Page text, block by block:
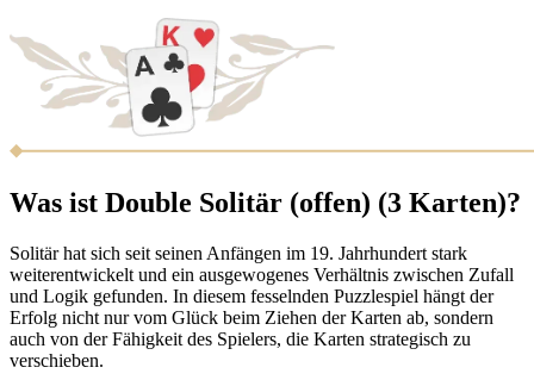
Was ist Double Solitär (offen) (3 Karten)?
Solitär hat sich seit seinen Anfängen im 19. Jahrhundert stark
weiterentwickelt und ein ausgewogenes Verhältnis zwischen Zufall
und Logik gefunden. In diesem fesselnden Puzzlespiel hängt der
Erfolg nicht nur vom Glück beim Ziehen der Karten ab, sondern
auch von der Fähigkeit des Spielers, die Karten strategisch zu
verschieben.